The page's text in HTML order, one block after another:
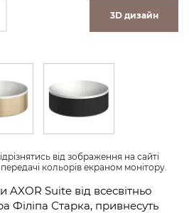
3D дизайн
від зображення на сайті
кольорів екраном монітору.
AXOR Suite від всесвітньо
Філіпа Старка, привнесуть